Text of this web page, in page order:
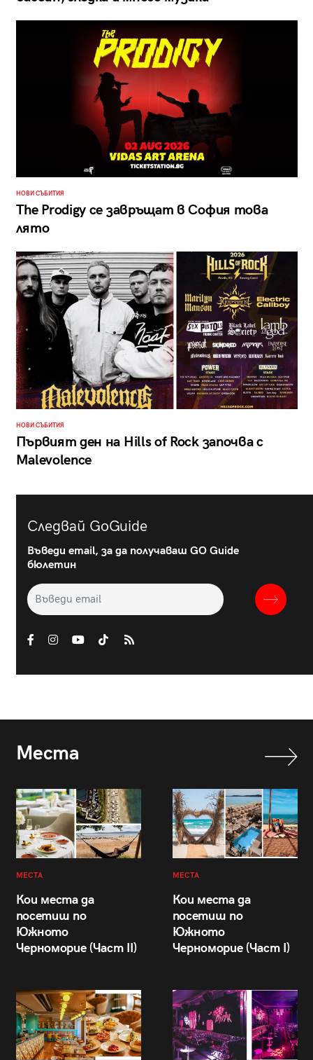
НОВИ СЪБИТИЯ
The Prodigy се завръщат в София това
лято
НОВИ СЪБИТИЯ
Първият ден на Hills of Rock започва с
Malevolence
Следвай GoGuide
Въведи email, за да получаваш GO Guide
бюлетин
Места
МЕСТА
Кои места да
посетиш по
Южното
Черноморие (Част II)
МЕСТА
Кои места да
посетиш по
Южното
Черноморие (Част I)